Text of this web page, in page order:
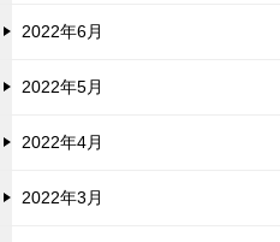
2022年6月
2022年5月
2022年4月
2022年3月